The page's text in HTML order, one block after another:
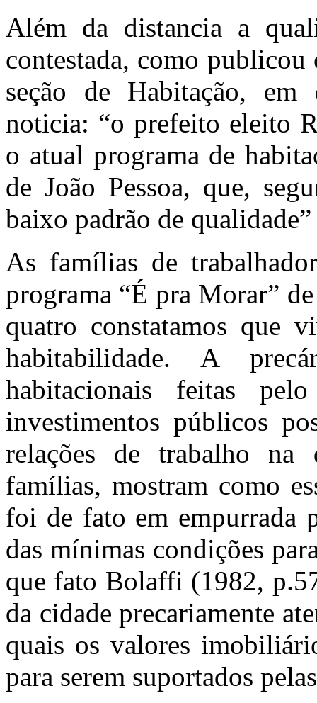
Além da distancia a
contestada, como
seção de Habitação,
noticia: “o prefeito eleito
o atual programa de
de João Pessoa, que,
baixo padrão de qualidade”
As famílias de
programa “É pra Morar”
quatro constatamos que
habitabilidade. A
habitacionais feitas
investimentos públicos
relações de trabalho na
famílias, mostram como
foi de fato em empurrada
das mínimas condições
que fato Bolaffi (1982,
da cidade precariamente
quais os valores
para serem suportados